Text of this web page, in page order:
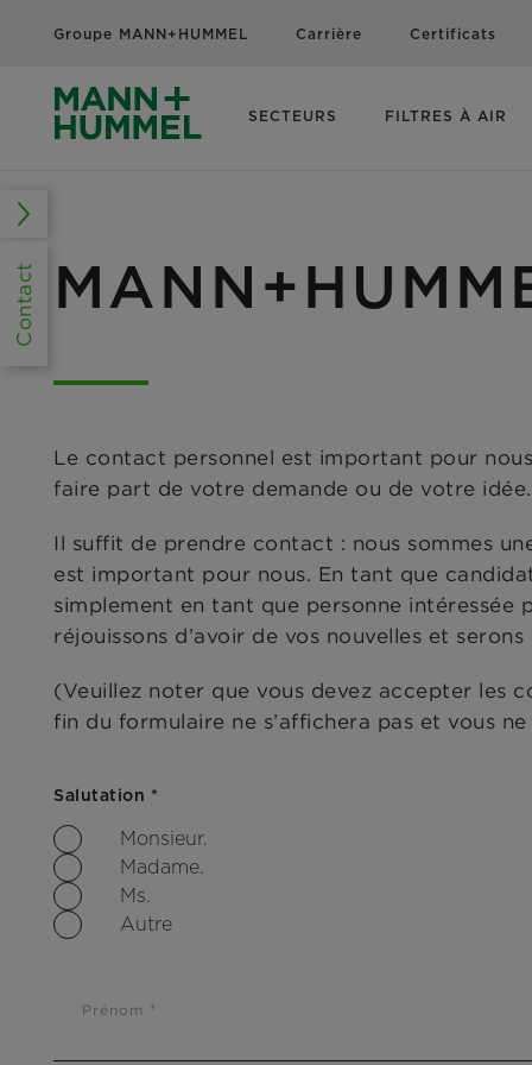
Groupe MANN+HUMMEL Carrière Certificats
SECTEURS FILTRES À AIR
Le contact personnel est important pour
faire part de votre demande ou de votre idée.
Il suffit de prendre contact : nous sommes
est important pour nous. En tant que
simplement en tant que personne
réjouissons d’avoir de vos nouvelles et
(Veuillez noter que vous devez accepter les
fin du formulaire ne s’affichera pas et vous
Salutation *
Monsieur.
Madame.
Ms.
Autre
Prénom *
Contact